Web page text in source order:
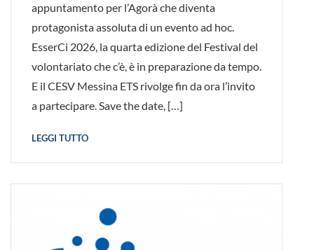
appuntamento per l’Agorà che diventa
protagonista assoluta di un evento ad hoc.
EsserCi 2026, la quarta edizione del Festival del
volontariato che c’è, è in preparazione da tempo.
E il CESV Messina ETS rivolge fin da ora l’invito
a partecipare. Save the date, […]
LEGGI TUTTO